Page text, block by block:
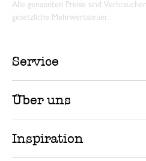
Alle genannten Preise sind
gesetzliche Mehrwertsteuer.
Service
Über uns
Inspiration